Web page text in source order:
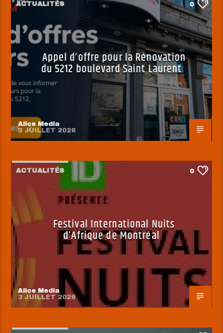
ACTUALITÉS 0
Appel d’offre pour la Rénovation
du 5212 boulevard Saint Laurent
Alice Media
3 JUILLET 2026
ACTUALITÉS 0
Festival International Nuits
d’Afrique de Montréal
Alice Media
3 JUILLET 2026